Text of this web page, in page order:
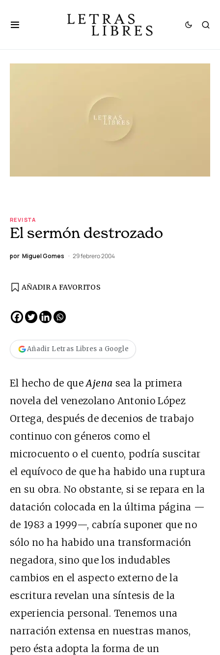
REVISTA
El sermón destrozado
por Miguel Gomes 29 febrero 2004
AÑADIR A FAVORITOS
Añadir Letras Libres a Google
El hecho de queAjena sea la primera
novela del venezolano Antonio López
Ortega, después de decenios de trabajo
continuo con géneros como el
microcuento o el cuento, podría suscitar
el equívoco de que ha habido una ruptura
en su obra. No obstante, si se repara en la
datación colocada en la última página —
de 1983 a 1999—, cabría suponer que no
sólo no ha habido una transformación
negadora, sino que los indudables
cambios en el aspecto externo de la
escritura revelan una síntesis de la
experiencia personal. Tenemos una
narración extensa en nuestras manos,
pero ésta adopta la forma de un